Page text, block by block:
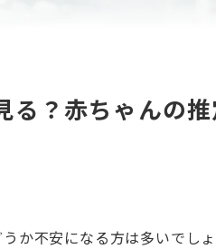
る？赤ちゃんの
か不安になる方は多いでし